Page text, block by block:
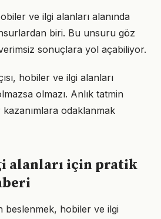
ve ilgi alanları alanında
biri. Bu unsuru göz
sonuçlara yol açabiliyor.
hobiler ve ilgi alanları
olmazı. Anlık tatmin
odaklanmak
alanları için pratik
beslenmek, hobiler ve ilgi